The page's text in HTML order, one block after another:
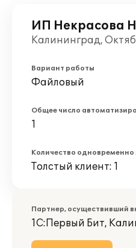
ИП Некрасова
Калининград,
Вариант работы
Файловый
Общее число
1
Количество
Толстый клиент: 1
Партнер, осуществивший
1С:Первый Бит,